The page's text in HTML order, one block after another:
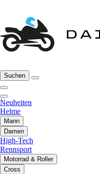
Suchen
Neuheiten
Helme
Mann
Damen
High-Tech
Rennsport
Motorrad & Roller
Cross